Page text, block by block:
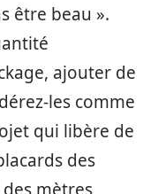
être beau ».
ajouter de
les comme
qui libère de
des